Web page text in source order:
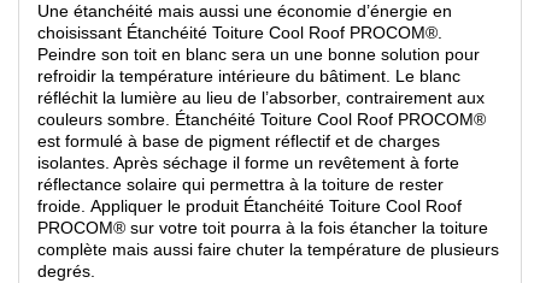
Une étanchéité mais aussi une économie d’énergie en
choisissant Étanchéité Toiture Cool Roof PROCOM®.
Peindre son toit en blanc sera un une bonne solution pour
refroidir la température intérieure du bâtiment. Le blanc
réfléchit la lumière au lieu de l’absorber, contrairement aux
couleurs sombre. Étanchéité Toiture Cool Roof PROCOM®
est formulé à base de pigment réflectif et de charges
isolantes. Après séchage il forme un revêtement à forte
réflectance solaire qui permettra à la toiture de rester
froide. Appliquer le produit Étanchéité Toiture Cool Roof
PROCOM® sur votre toit pourra à la fois étancher la toiture
complète mais aussi faire chuter la température de plusieurs
degrés.